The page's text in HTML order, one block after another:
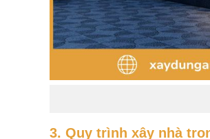
3. Quy trình xây nhà